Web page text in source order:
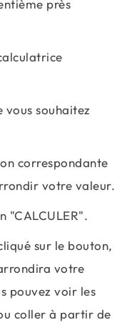
près
vous souhaitez
correspondante
votre valeur.
"CALCULER".
sur le bouton,
votre
pouvez voir les
coller à partir de